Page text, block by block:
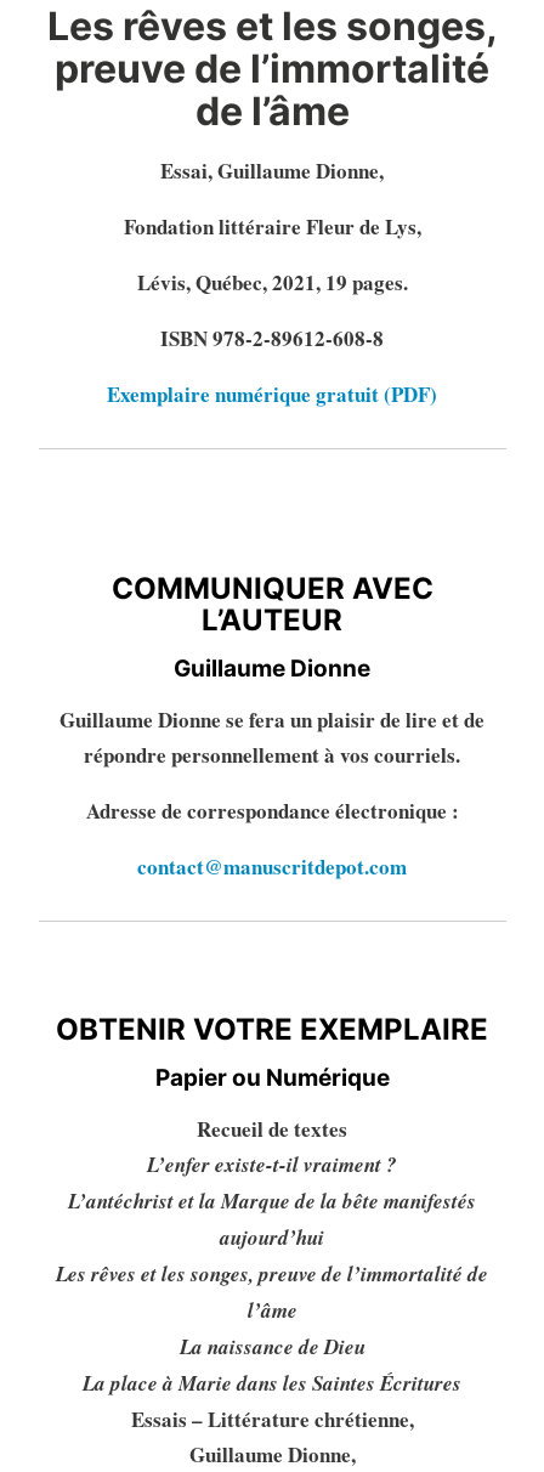
Les rêves et les songes,
preuve de l’immortalité
de l’âme
Essai, Guillaume Dionne,
Fondation littéraire Fleur de Lys,
Lévis, Québec, 2021, 19 pages.
ISBN 978-2-89612-608-8
Exemplaire numérique gratuit (PDF)
COMMUNIQUER AVEC
L’AUTEUR
Guillaume Dionne
Guillaume Dionne se fera un plaisir de lire et de
répondre personnellement à vos courriels.
Adresse de correspondance électronique :
contact@manuscritdepot.com
OBTENIR VOTRE EXEMPLAIRE
Papier ou Numérique
Recueil de textes
L’enfer existe-t-il vraiment ?
L’antéchrist et la Marque de la bête manifestés
aujourd’hui
Les rêves et les songes, preuve de l’immortalité de
l’âme
La naissance de Dieu
La place à Marie dans les Saintes Écritures
Essais – Littérature chrétienne,
Guillaume Dionne,